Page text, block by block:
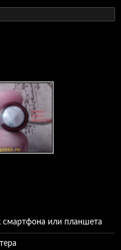
смартфона или планшета